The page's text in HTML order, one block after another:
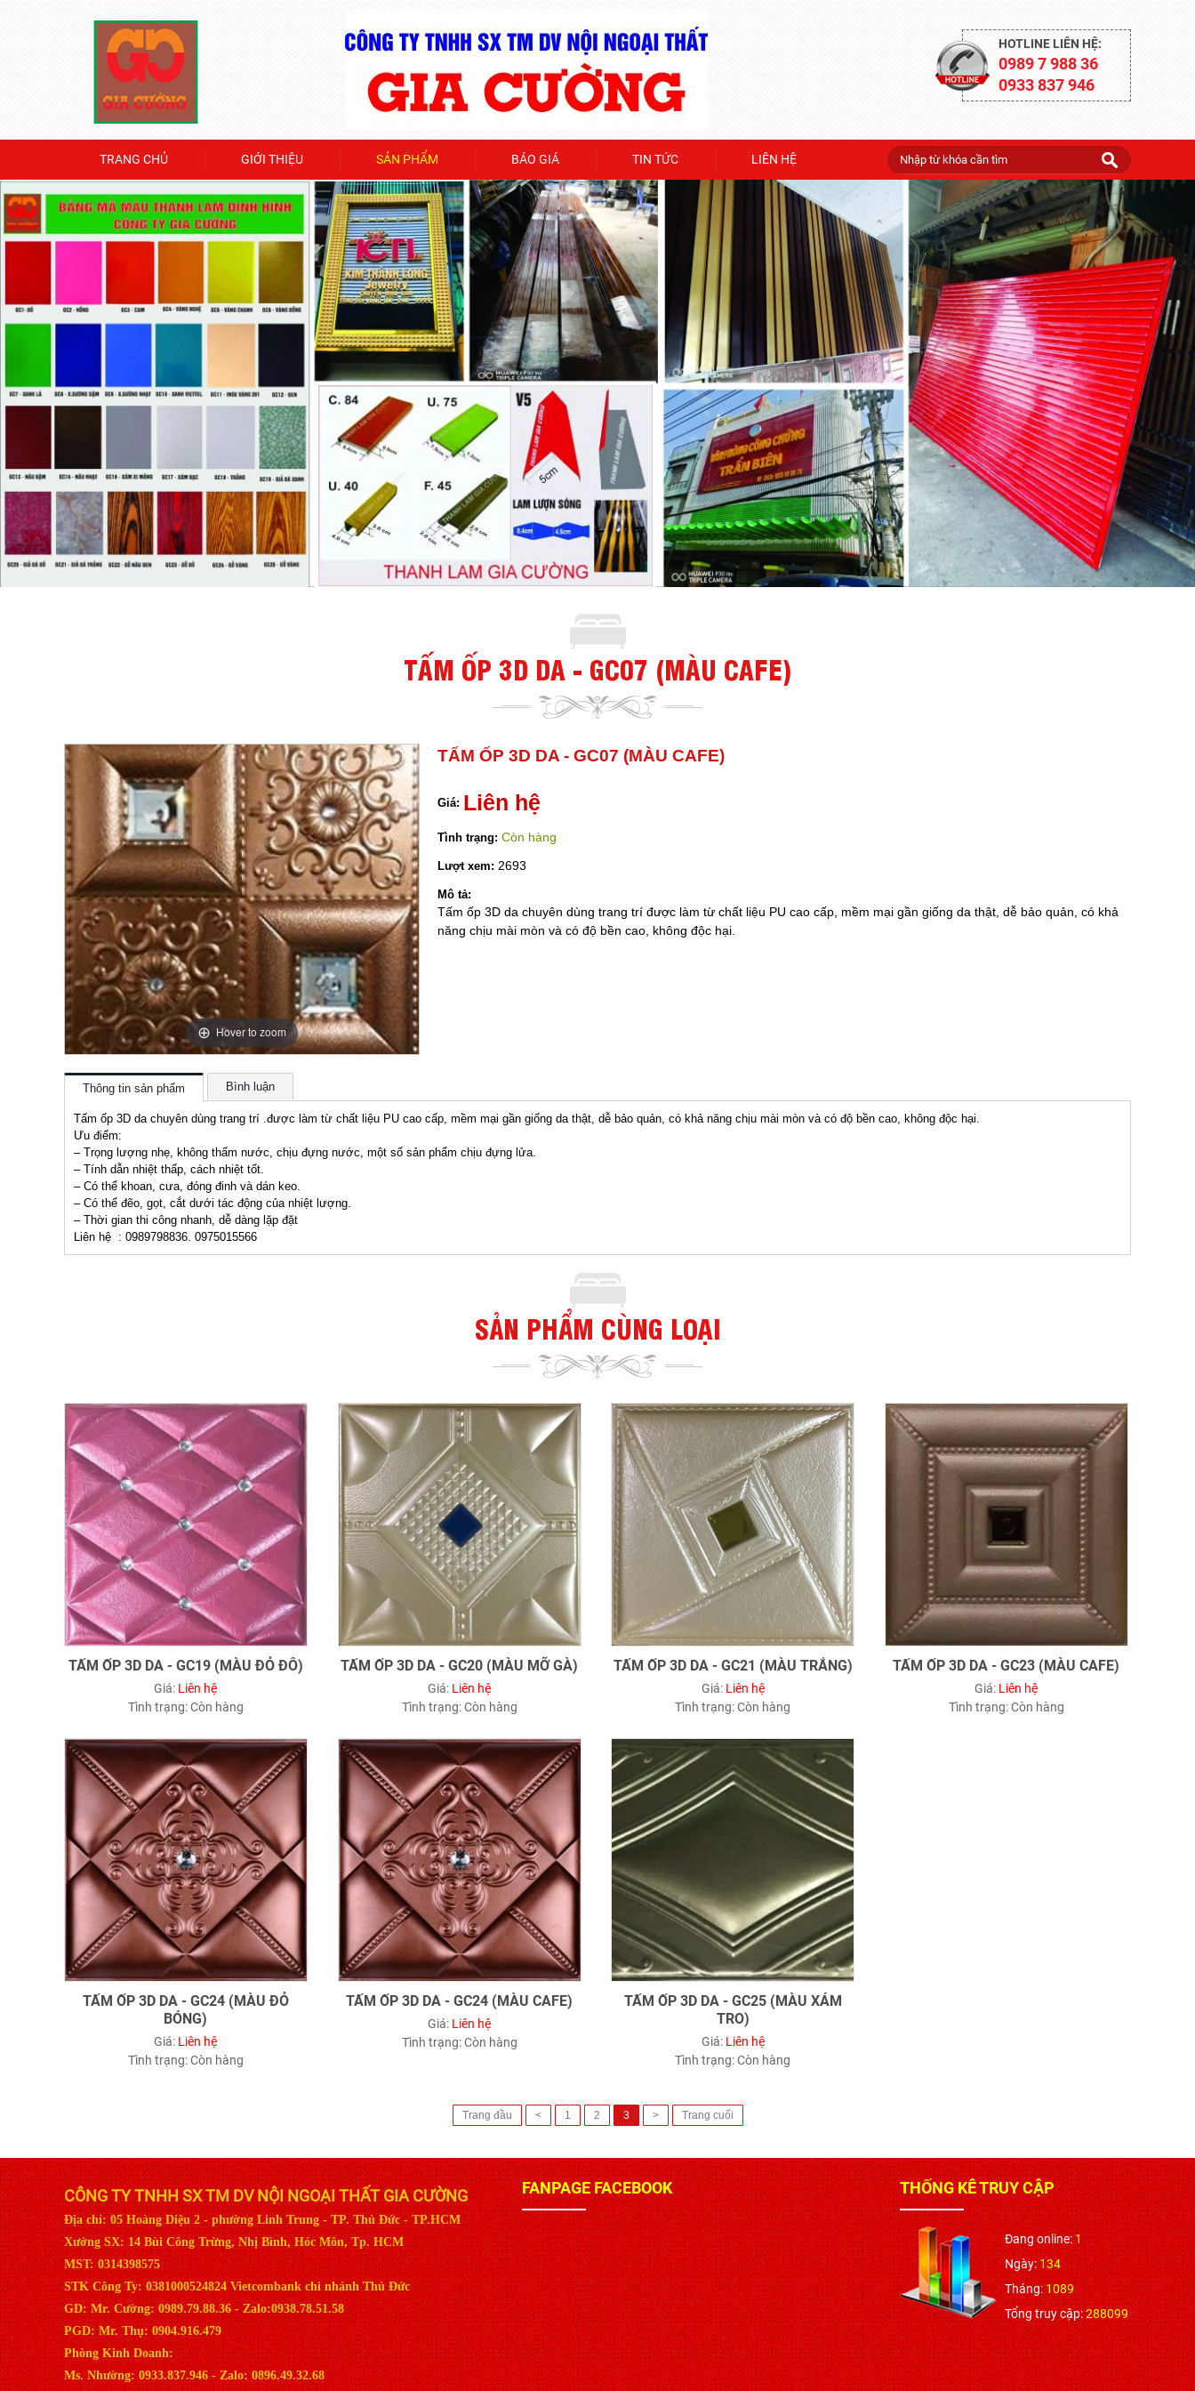
HOTLINE LIÊN HỆ:
0989 7 988 36
0933 837 946
TRANG CHỦ GIỚI THIỆU SẢN PHẨM BÁO GIÁ TIN TỨC LIÊN HỆ
TẤM ỐP 3D DA - GC07 (MÀU CAFE)
Hover to zoom
TẤM ỐP 3D DA - GC07 (MÀU CAFE)
Giá: Liên hệ
Tình trạng: Còn hàng
Lượt xem: 2693
Mô tả:
Tấm ốp 3D da chuyên dùng trang trí được làm từ chất liệu PU cao cấp, mềm mại gần giống da thật, dễ bảo quản, có khả
năng chịu mài mòn và có độ bền cao, không độc hại.
Thông tin sản phẩm Bình luận
Tấm ốp 3D da chuyên dùng trang trí .được làm từ chất liệu PU cao cấp, mềm mại gần giống da thật, dễ bảo quản, có khả năng chịu mài mòn và có độ bền cao, không độc hại.
Ưu điểm:
– Trọng lượng nhẹ, không thấm nước, chịu đựng nước, một số sản phẩm chịu đựng lửa.
– Tính dẫn nhiệt thấp, cách nhiệt tốt.
– Có thể khoan, cưa, đóng đinh và dán keo.
– Có thể đẽo, gọt, cắt dưới tác động của nhiệt lượng.
– Thời gian thi công nhanh, dễ dàng lặp đặt
Liên hệ : 0989798836. 0975015566
SẢN PHẨM CÙNG LOẠI
TẤM ỐP 3D DA - GC19 (MÀU ĐỎ ĐÔ)
Giá: Liên hệ
Tình trạng:Còn hàng
TẤM ỐP 3D DA - GC20 (MÀU MỠ GÀ)
Giá: Liên hệ
Tình trạng:Còn hàng
TẤM ỐP 3D DA - GC21 (MÀU TRẮNG)
Giá: Liên hệ
Tình trạng:Còn hàng
TẤM ỐP 3D DA - GC23 (MÀU CAFE)
Giá: Liên hệ
Tình trạng:Còn hàng
TẤM ỐP 3D DA - GC24 (MÀU ĐỎ
BÓNG)
Giá: Liên hệ
Tình trạng:Còn hàng
TẤM ỐP 3D DA - GC24 (MÀU CAFE)
Giá: Liên hệ
Tình trạng:Còn hàng
TẤM ỐP 3D DA - GC25 (MÀU XÁM
TRO)
Giá: Liên hệ
Tình trạng:Còn hàng
Trang đầu < 1 2 3 > Trang cuối
CÔNG TY TNHH SX TM DV NỘI NGOẠI THẤT GIA CƯỜNG
Địa chỉ: 05 Hoàng Diệu 2 - phường Linh Trung - TP. Thủ Đức - TP.HCM
Xưởng SX: 14 Bùi Công Trừng, Nhị Bình, Hóc Môn, Tp. HCM
MST: 0314398575
STK Công Ty: 0381000524824 Vietcombank chi nhánh Thủ Đức
GD: Mr. Cường: 0989.79.88.36 - Zalo:0938.78.51.58
PGD: Mr. Thụ: 0904.916.479
Phòng Kinh Doanh:
Ms. Nhường: 0933.837.946 - Zalo: 0896.49.32.68
FANPAGE FACEBOOK THỐNG KÊ TRUY CẬP
Đang online: 1
Ngày: 134
Tháng:1089
Tổng truy cập:288099